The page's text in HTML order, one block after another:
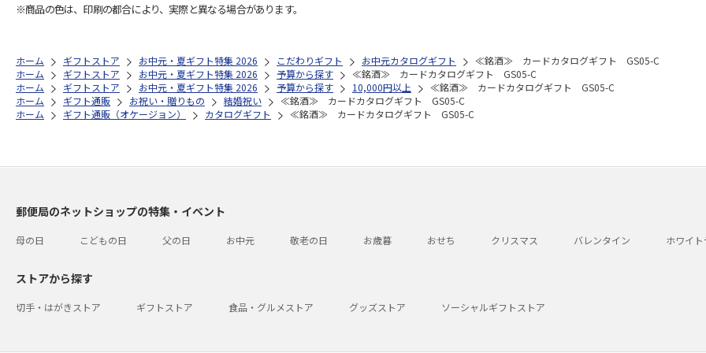
※商品の色は、印刷の都合により、実際と異なる場合があります。
ホーム ギフトストア お中元・夏ギフト特集 2026 こだわりギフト お中元カタログギフト
≪銘酒≫ カードカタログギフト GS05-C
ホーム
ギフトストア お中元・夏ギフト特集 2026 予算から探す
≪銘酒≫ カードカタログギフト GS05-C
ホーム
ギフトストア お中元・夏ギフト特集 2026 予算から探す 10,000円以上
≪銘酒≫ カードカタログギフト GS05-C
ホーム
ギフト通販 お祝い・贈りもの 結婚祝い
≪銘酒≫ カードカタログギフト GS05-C
ホーム
ギフト通販（オケージョン） カタログギフト ≪銘酒≫ カードカタログギフト GS05-C
郵便局のネットショップの特集・イベント
母の日 こどもの日 父の日 お中元 敬老の日 お歳暮 おせち クリスマス バレンタイン ホワイ
ストアから探す
切手・はがきストア ギフトストア 食品・グルメストア グッズストア ソーシャルギフトストア